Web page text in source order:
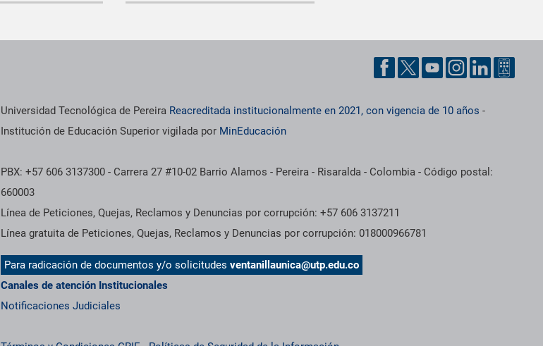
Información institucional
Universidad Tecnológica de Pereira Reacreditada institucionalmente en 2021, con vigencia de 10 años -
Institución de Educación Superior vigilada por MinEducación
PBX: +57 606 3137300 - Carrera 27 #10-02 Barrio Alamos - Pereira - Risaralda - Colombia - Código postal:
660003
Línea de Peticiones, Quejas, Reclamos y Denuncias por corrupción: +57 606 3137211
Línea gratuita de Peticiones, Quejas, Reclamos y Denuncias por corrupción: 018000966781
Para radicación de documentos y/o solicitudesventanillaunica@utp.edu.co
Canales de atención Institucionales
Notificaciones Judiciales